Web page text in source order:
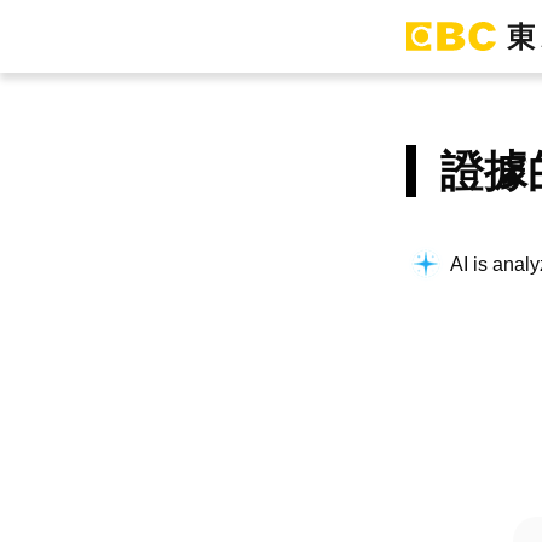
證據
AI is